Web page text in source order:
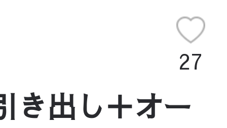
27
き出し＋オー